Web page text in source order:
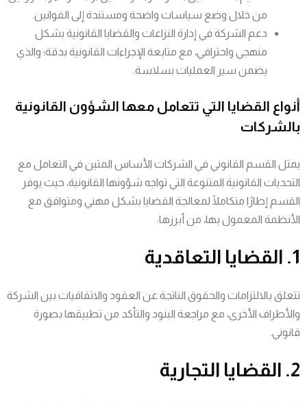
من خلال وضع سياسات واضحة ومستندة إلى القوانين.
دعم الشركة في إدارة النزاعات والقضايا القانونية بشكل
منهجي واحترافي، مع متابعة الإجراءات القانونية بدقة؛ والذي
يضمن سير العمليات بسلاسة.
أنواع القضايا التي تتعامل معها الشؤون القانونية
بالشركات
يمثل القسم القانوني في الشركات الأساس المتين في التعامل مع
التحديات القانونية المتنوعة التي تواجه شؤونها القانونية، حيث يوفر
القسم إطارًا متكاملًا لمعالجة القضايا بشكل مهني ومتوافق مع
الأنظمة المعمول بها، من أبرزها:
1. القضايا التعاقدية
تتعلق بالالتزامات والحقوق الناتجة عن العقود والاتفاقيات بين الشركة
والأطراف الأخرى، مع مراجعة البنود والتأكد من تطبيقها بصورة
قانوني.
2. القضايا التجارية